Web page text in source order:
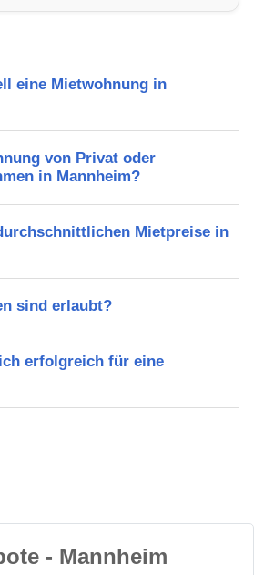
eine Mietwohnung in
von Privat oder
in Mannheim?
Mietpreise in
sind erlaubt?
erfolgreich für eine
- Mannheim